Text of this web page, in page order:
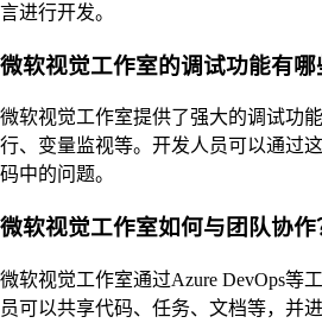
言进行开发。
微软视觉工作室的调试功能有哪
微软视觉工作室提供了强大的调试功
行、变量监视等。开发人员可以通过
码中的问题。
微软视觉工作室如何与团队协作
微软视觉工作室通过Azure DevOps等
员可以共享代码、任务、文档等，并